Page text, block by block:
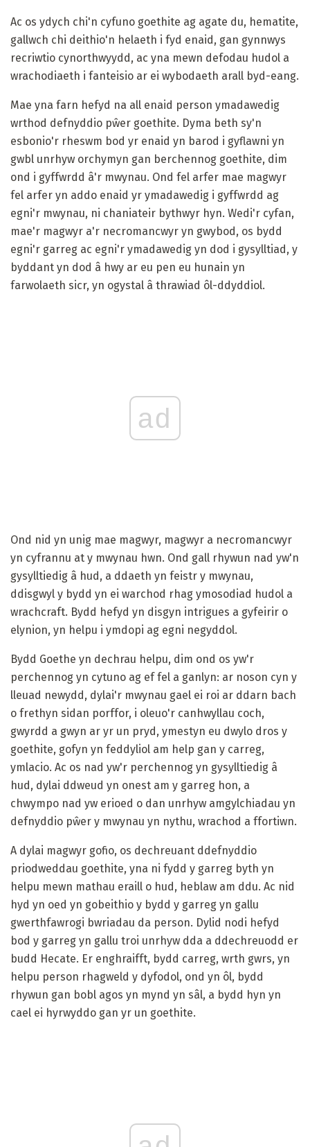
Ac os ydych chi'n cyfuno goethite ag agate du, hematite,
gallwch chi deithio'n helaeth i fyd enaid, gan gynnwys
recriwtio cynorthwyydd, ac yna mewn defodau hudol a
wrachodiaeth i fanteisio ar ei wybodaeth arall byd-eang.
Mae yna farn hefyd na all enaid person ymadawedig
wrthod defnyddio pŵer goethite. Dyma beth sy'n
esbonio'r rheswm bod yr enaid yn barod i gyflawni yn
gwbl unrhyw orchymyn gan berchennog goethite, dim
ond i gyffwrdd â'r mwynau. Ond fel arfer mae magwyr
fel arfer yn addo enaid yr ymadawedig i gyffwrdd ag
egni'r mwynau, ni chaniateir bythwyr hyn. Wedi'r cyfan,
mae'r magwyr a'r necromancwyr yn gwybod, os bydd
egni'r garreg ac egni'r ymadawedig yn dod i gysylltiad, y
byddant yn dod â hwy ar eu pen eu hunain yn
farwolaeth sicr, yn ogystal â thrawiad ôl-ddyddiol.
ad
Ond nid yn unig mae magwyr, magwyr a necromancwyr
yn cyfrannu at y mwynau hwn. Ond gall rhywun nad yw'n
gysylltiedig â hud, a ddaeth yn feistr y mwynau,
ddisgwyl y bydd yn ei warchod rhag ymosodiad hudol a
wrachcraft. Bydd hefyd yn disgyn intrigues a gyfeirir o
elynion, yn helpu i ymdopi ag egni negyddol.
Bydd Goethe yn dechrau helpu, dim ond os yw'r
perchennog yn cytuno ag ef fel a ganlyn: ar noson cyn y
lleuad newydd, dylai'r mwynau gael ei roi ar ddarn bach
o frethyn sidan porffor, i oleuo'r canhwyllau coch,
gwyrdd a gwyn ar yr un pryd, ymestyn eu dwylo dros y
goethite, gofyn yn feddyliol am help gan y carreg,
ymlacio. Ac os nad yw'r perchennog yn gysylltiedig â
hud, dylai ddweud yn onest am y garreg hon, a
chwympo nad yw erioed o dan unrhyw amgylchiadau yn
defnyddio pŵer y mwynau yn nythu, wrachod a ffortiwn.
A dylai magwyr gofio, os dechreuant ddefnyddio
priodweddau goethite, yna ni fydd y garreg byth yn
helpu mewn mathau eraill o hud, heblaw am ddu. Ac nid
hyd yn oed yn gobeithio y bydd y garreg yn gallu
gwerthfawrogi bwriadau da person. Dylid nodi hefyd
bod y garreg yn gallu troi unrhyw dda a ddechreuodd er
budd Hecate. Er enghraifft, bydd carreg, wrth gwrs, yn
helpu person rhagweld y dyfodol, ond yn ôl, bydd
rhywun gan bobl agos yn mynd yn sâl, a bydd hyn yn
cael ei hyrwyddo gan yr un goethite.